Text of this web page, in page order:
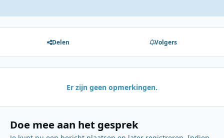
Delen Volgers
Er zijn geen opmerkingen.
Doe mee aan het gesprek